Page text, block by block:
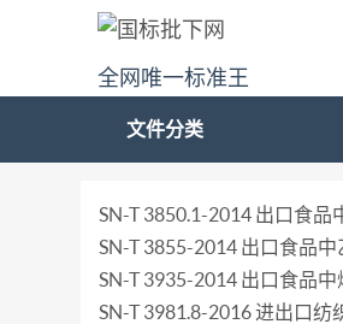
全网唯一标准王
文件分类
SN-T 3850.1-2014 出口食
SN-T 3855-2014 出口食品
SN-T 3935-2014 出口食品
SN-T 3981.8-2016 进出口